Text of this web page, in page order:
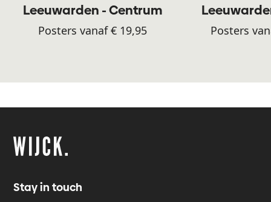
Leeuwarden - Centrum
Posters vanaf € 19,95 Posters
Stay in touch